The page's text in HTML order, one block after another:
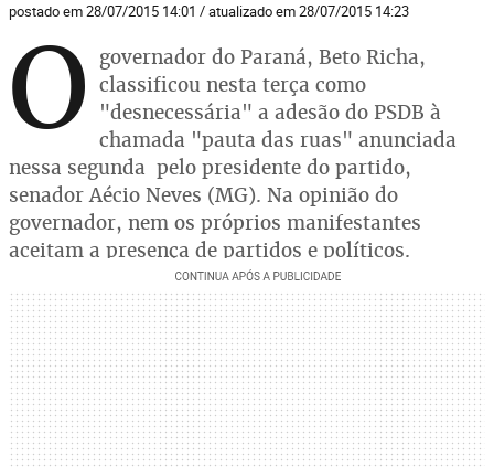
postado em 28/07/2015 14:01 / atualizado em 28/07/2015 14:23
O
governador do Paraná, Beto Richa,
classificou nesta terça como
"desnecessária" a adesão do PSDB à
chamada "pauta das ruas" anunciada
nessa segunda pelo presidente do partido,
senador Aécio Neves (MG). Na opinião do
governador, nem os próprios manifestantes
aceitam a presença de partidos e políticos.